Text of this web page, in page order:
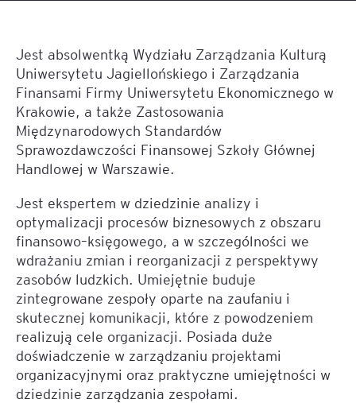
Jest absolwentką Wydziału Zarządzania Kulturą
Uniwersytetu Jagiellońskiego i Zarządzania
Finansami Firmy Uniwersytetu Ekonomicznego w
Krakowie, a także Zastosowania
Międzynarodowych Standardów
Sprawozdawczości Finansowej Szkoły Głównej
Handlowej w Warszawie.
Jest ekspertem w dziedzinie analizy i
optymalizacji procesów biznesowych z obszaru
finansowo–księgowego, a w szczególności we
wdrażaniu zmian i reorganizacji z perspektywy
zasobów ludzkich. Umiejętnie buduje
zintegrowane zespoły oparte na zaufaniu i
skutecznej komunikacji, które z powodzeniem
realizują cele organizacji. Posiada duże
doświadczenie w zarządzaniu projektami
organizacyjnymi oraz praktyczne umiejętności w
dziedzinie zarządzania zespołami.